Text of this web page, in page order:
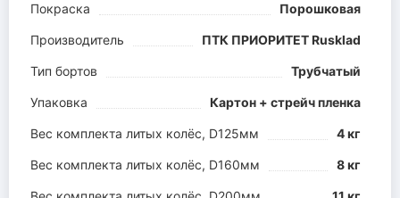
Покраска Порошковая
Производитель ПТК ПРИОРИТЕТ Rusklad
Тип бортов Трубчатый
Упаковка Картон + стрейч пленка
Вес комплекта литых колёс, D125мм 4 кг
Вес комплекта литых колёс, D160мм 8 кг